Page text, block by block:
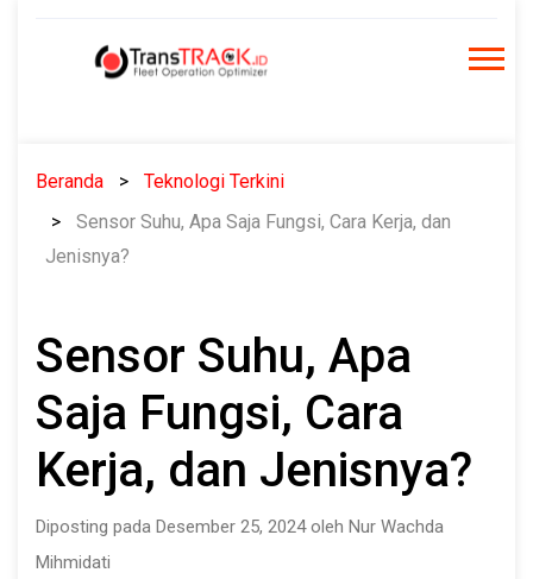
Beranda
Teknologi Terkini
Sensor Suhu, Apa Saja Fungsi, Cara Kerja, dan
Jenisnya?
Sensor Suhu, Apa
Saja Fungsi, Cara
Kerja, dan Jenisnya?
Diposting pada Desember 25, 2024 oleh Nur Wachda
Mihmidati